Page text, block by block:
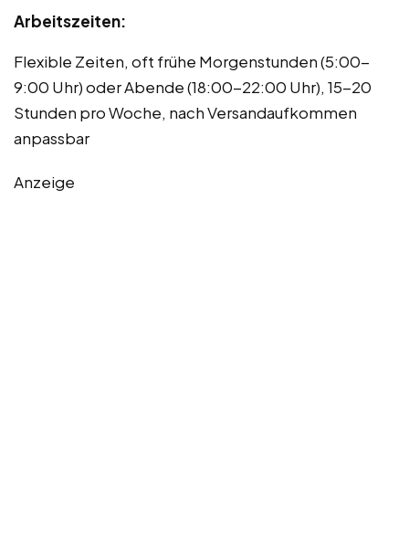
Arbeitszeiten:
Flexible Zeiten, oft frühe Morgenstunden (5:00-
9:00 Uhr) oder Abende (18:00-22:00 Uhr), 15-20
Stunden pro Woche, nach Versandaufkommen
anpassbar
Anzeige